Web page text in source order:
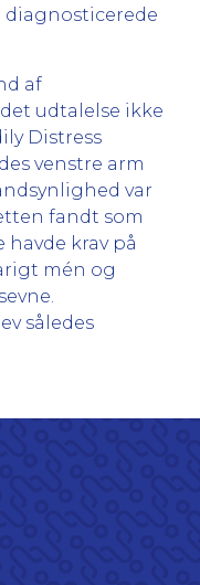
diagnosticerede
af
udtalelse ikke
Distress
venstre arm
var
fandt som
krav på
mén og
således